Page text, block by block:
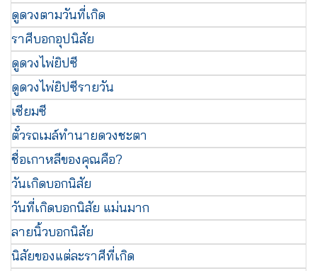
ดูดวงตามวันที่เกิด
ราศีบอกอุปนิสัย
ดูดวงไพ่ยิปซี
ดูดวงไพ่ยิปซีรายวัน
เซียมซี
ตั๋วรถเมล์ทำนายดวงชะตา
ชื่อเกาหลีของคุณคือ?
วันเกิดบอกนิสัย
วันที่เกิดบอกนิสัย แม่นมาก
ลายนิ้วบอกนิสัย
นิสัยของแต่ละราศีที่เกิด